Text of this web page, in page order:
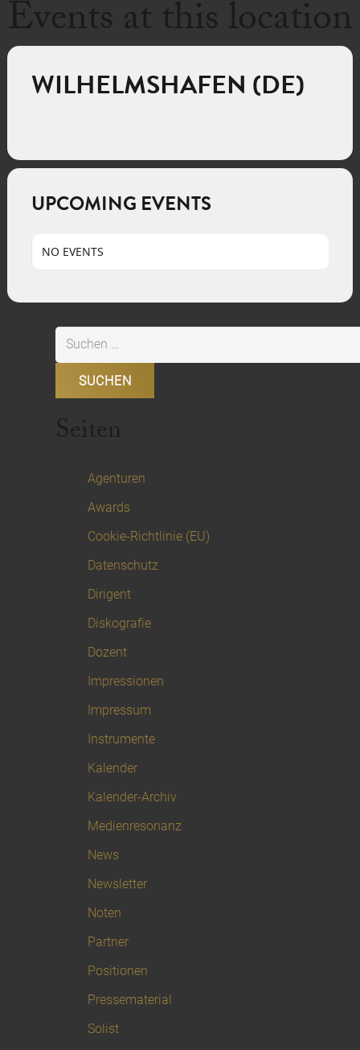
Events at this location
WILHELMSHAFEN (DE)
UPCOMING EVENTS
NO EVENTS
Suchen
nach:
Seiten
Agenturen
Awards
Cookie-Richtlinie (EU)
Datenschutz
Dirigent
Diskografie
Dozent
Impressionen
Impressum
Instrumente
Kalender
Kalender-Archiv
Medienresonanz
News
Newsletter
Noten
Partner
Positionen
Pressematerial
Solist